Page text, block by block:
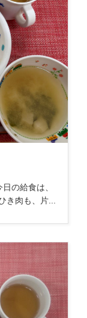
の給食は、
き肉も、片...